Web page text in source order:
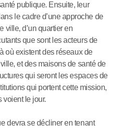
publique. Ensuite, leur
le cadre d’une approche de
ville, d’un quartier en
que sont les acteurs de
où existent des réseaux de
et des maisons de santé de
qui seront les espaces de
qui portent cette mission,
voient le jour.
devra se décliner en tenant